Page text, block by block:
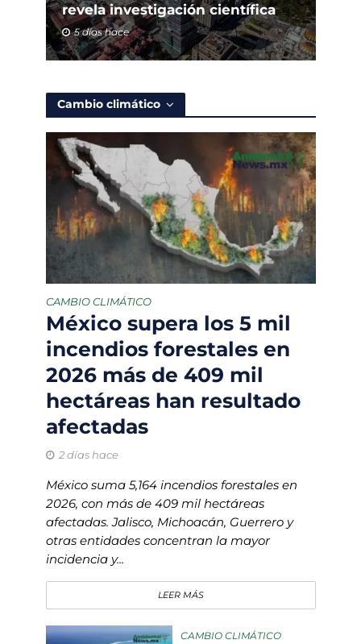
revela investigación científica
5 días hace
Cambio climático
CAMBIO CLIMÁTICO
México supera los 5 mil
incendios forestales en
2026 más de 409 mil
hectáreas han resultado
afectadas
2 días hace
México suma 5,164 incendios forestales en
2026, con más de 409 mil hectáreas
afectadas. Jalisco, Michoacán, Guerrero y
otras entidades concentran la mayor
incidencia y...
LEER MÁS
CAMBIO CLIMÁTICO